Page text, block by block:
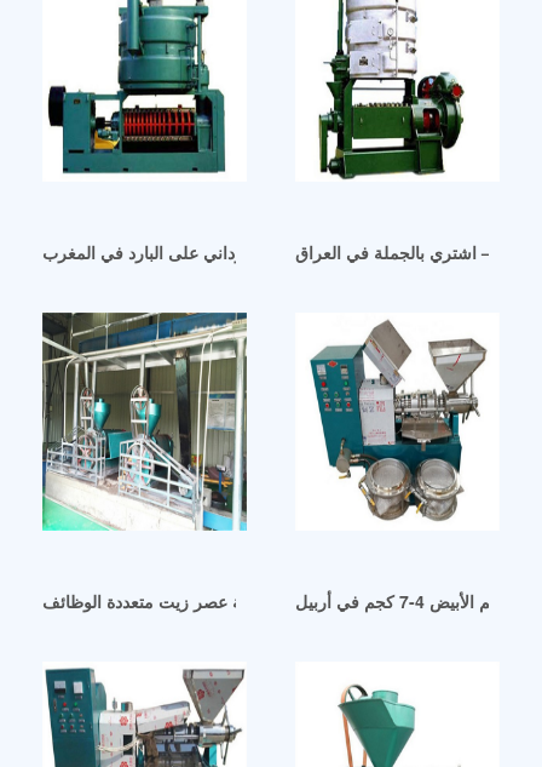
آلة عصر زيت الفول السوداني على البارد في المغرب
– اشتري بالجملة في العراق
ماكينة عصر زيت متعددة الوظائف h6yl-100 في مصر 4-7 كجم في أربيل